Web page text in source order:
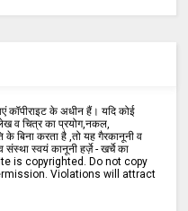
कॉपीराइट के अधीन हैं। यदि कोई
व चित्र का प्रयोग,नकल,
बिना करता है ,तो यह गैरकानूनी व
संस्था स्वयं कानूनी हर्ज़े - खर्चे का
is copyrighted. Do not copy
Violations will attract